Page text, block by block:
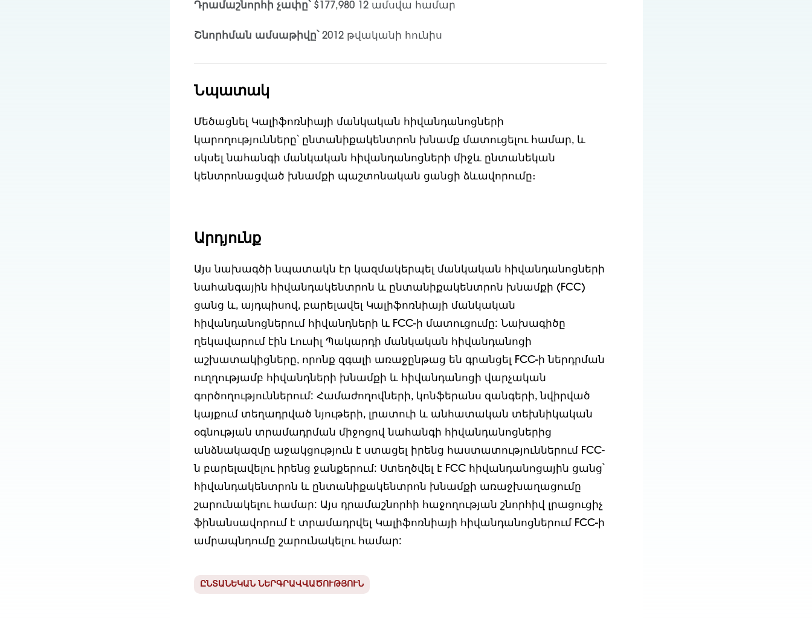
Դրամաշնորհի չափը՝ $177,980 12 ամսվա համար
Շնորհման ամսաթիվը՝ 2012 թվականի հունիս
Նպատակ
Մեծացնել Կալիֆոռնիայի մանկական հիվանդանոցների
կարողությունները՝ ընտանիքակենտրոն խնամք մատուցելու համար, և
սկսել նահանգի մանկական հիվանդանոցների միջև ընտանեկան
կենտրոնացված խնամքի պաշտոնական ցանցի ձևավորումը։
Արդյունք
Այս նախագծի նպատակն էր կազմակերպել մանկական հիվանդանոցների
նահանգային հիվանդակենտրոն և ընտանիքակենտրոն խնամքի (FCC)
ցանց և, այդպիսով, բարելավել Կալիֆոռնիայի մանկական
հիվանդանոցներում հիվանդների և FCC-ի մատուցումը: Նախագիծը
ղեկավարում էին Լուսիլ Պակարդի մանկական հիվանդանոցի
աշխատակիցները, որոնք զգալի առաջընթաց են գրանցել FCC-ի ներդրման
ուղղությամբ հիվանդների խնամքի և հիվանդանոցի վարչական
գործողություններում: Համաժողովների, կոնֆերանս զանգերի, նվիրված
կայքում տեղադրված նյութերի, լրատուի և անհատական տեխնիկական
օգնության տրամադրման միջոցով նահանգի հիվանդանոցներից
անձնակազմը աջակցություն է ստացել իրենց հաստատություններում FCC-
ն բարելավելու իրենց ջանքերում: Ստեղծվել է FCC հիվանդանոցային ցանց՝
հիվանդակենտրոն և ընտանիքակենտրոն խնամքի առաջխաղացումը
շարունակելու համար: Այս դրամաշնորհի հաջողության շնորհիվ լրացուցիչ
ֆինանսավորում է տրամադրվել Կալիֆոռնիայի հիվանդանոցներում FCC-ի
ամրապնդումը շարունակելու համար:
ԸՆՏԱՆԵԿԱՆ ՆԵՐԳՐԱՎՎԱԾՈՒԹՅՈՒՆ